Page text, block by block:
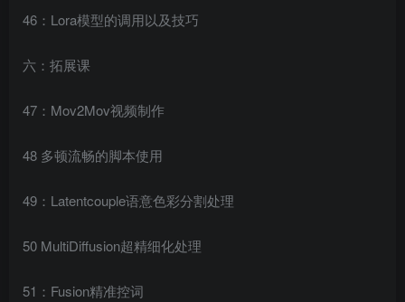
46：Lora模型的调用以及技巧
六：拓展课
47：Mov2Mov视频制作
48 多顿流畅的脚本使用
49：Latentcouple语意色彩分割处理
50 MultiDiffusion超精细化处理
51：Fusion精准控词